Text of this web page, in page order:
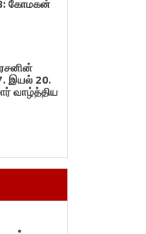
கோமகன்
இயல் 20.
வாழ்த்திய